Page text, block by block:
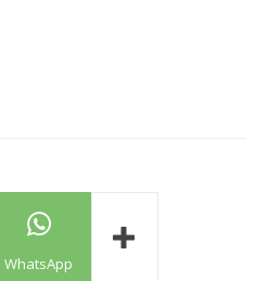
WhatsApp